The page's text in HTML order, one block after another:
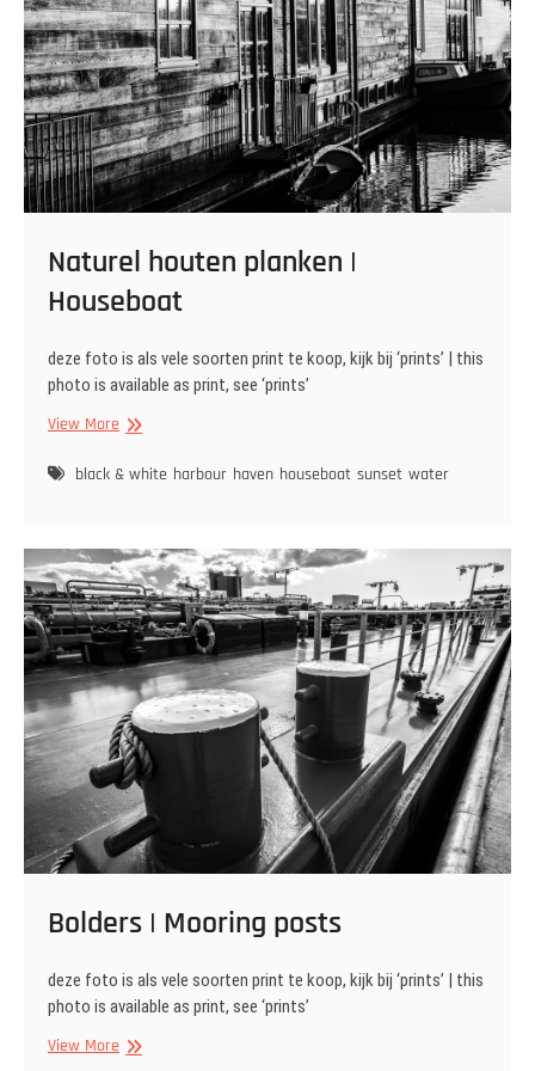
Naturel houten planken |
Houseboat
deze foto is als vele soorten print te koop, kijk bij ‘prints’ | this
photo is available as print, see ‘prints’
View MoreNaturel
planken
black & white harbour haven houseboat sunset water
Bolders | Mooring posts
deze foto is als vele soorten print te koop, kijk bij ‘prints’ | this
photo is available as print, see ‘prints’
View MoreBolders